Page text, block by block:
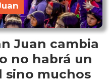
Juan cambia
no habrá un
sino muchos